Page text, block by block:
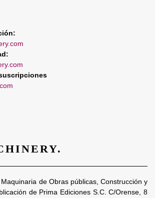
de Obras públicas, Construcción y
de Prima Ediciones S.C. C/Orense, 8